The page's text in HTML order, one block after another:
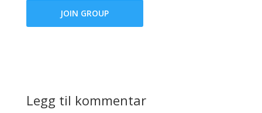
JOIN GROUP
Legg til kommentar